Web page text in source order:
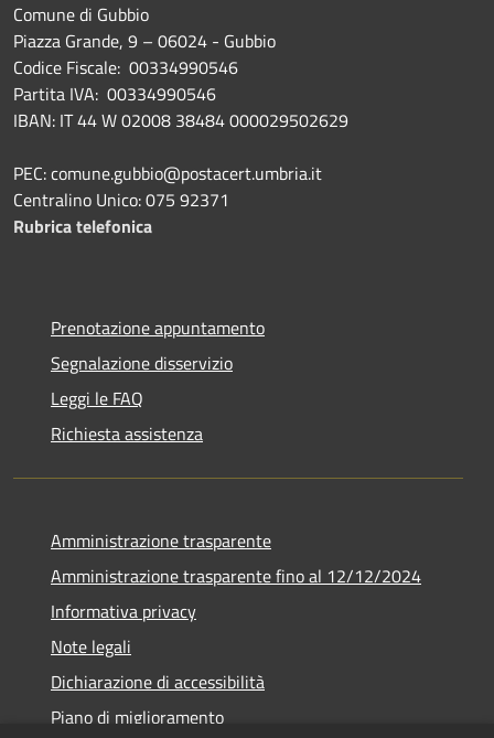
Comune di Gubbio
Piazza Grande, 9 – 06024 - Gubbio
Codice Fiscale: 00334990546
Partita IVA: 00334990546
IBAN: IT 44 W 02008 38484 000029502629
PEC: comune.gubbio@postacert.umbria.it
Centralino Unico: 075 92371
Rubrica telefonica
Prenotazione appuntamento
Segnalazione disservizio
Leggi le FAQ
Richiesta assistenza
Amministrazione trasparente
Amministrazione trasparente fino al 12/12/2024
Informativa privacy
Note legali
Dichiarazione di accessibilità
Piano di miglioramento